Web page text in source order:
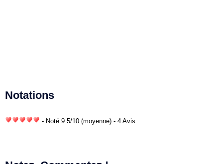
Notations
- Noté 9.5/10 (moyenne) - 4 Avis